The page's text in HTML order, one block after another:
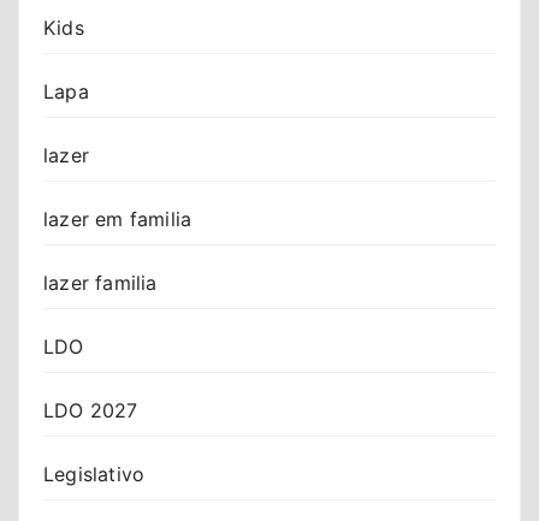
Kids
Lapa
lazer
lazer em familia
lazer familia
LDO
LDO 2027
Legislativo